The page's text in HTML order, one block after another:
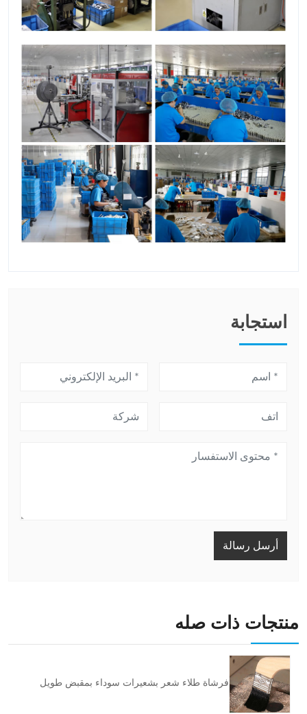
استجابة
أرسل رسالة
منتجات ذات صله
فرشاة طلاء شعر بشعيرات سوداء بمقبض طويل